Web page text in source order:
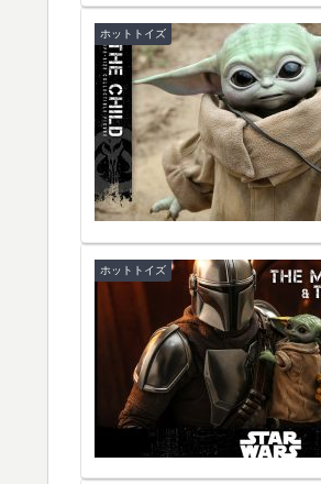
ホットトイズ
ホットトイズ